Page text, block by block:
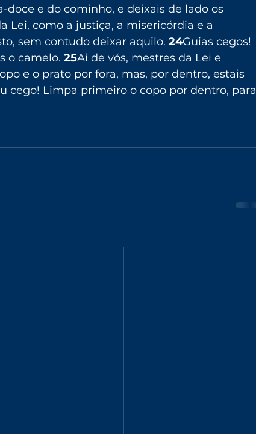
doce e do cominho, e deixais de lado os
Lei, como a justiça, a misericórdia e a
sem contudo deixar aquilo. 24Guias cegos!
o camelo. 25Ai de vós, mestres da Lei e
e o prato por fora, mas, por dentro, estais
cego! Limpa primeiro o copo por dentro, para